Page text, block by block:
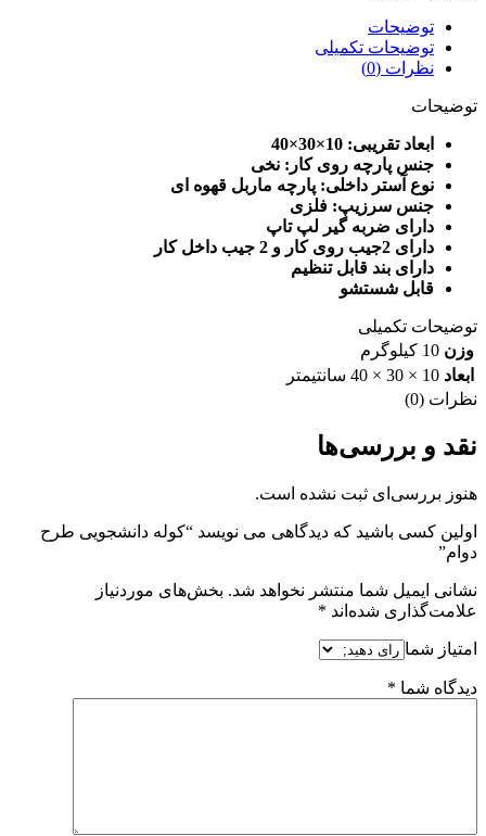
توضیحات
توضیحات تکمیلی
نظرات (0)
توضیحات
ابعاد تقریبی: 10×30×40
جنس پارچه روی کار: نخی
نوع آستر داخلی: پارچه ماربل قهوه ای
جنس سرزیپ: فلزی
دارای ضربه گیر لپ تاپ
دارای 2جیب روی کار و 2 جیب داخل کار
دارای بند قابل تنظیم
قابل شستشو
توضیحات تکمیلی
وزن 10 کیلوگرم
ابعاد 10 × 30 × 40 سانتیمتر
نظرات (0)
نقد و بررسی‌ها
هنوز بررسی‌ای ثبت نشده است.
اولین کسی باشید که دیدگاهی می نویسد “کوله دانشجویی طرح
دوام”
نشانی ایمیل شما منتشر نخواهد شد. بخش‌های موردنیاز
علامت‌گذاری شده‌اند *
امتیاز شما
دیدگاه شما *